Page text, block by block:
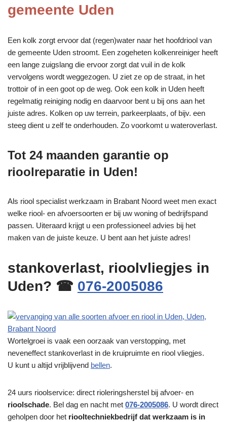
gemeente Uden
Een kolk zorgt ervoor dat (regen)water naar het hoofdriool van
de gemeente Uden stroomt. Een zogeheten kolkenreiniger heeft
een lange zuigslang die ervoor zorgt dat vuil in de kolk
vervolgens wordt weggezogen. U ziet ze op de straat, in het
trottoir of in een goot op de weg. Ook een kolk in Uden heeft
regelmatig reiniging nodig en daarvoor bent u bij ons aan het
juiste adres. Kolken op uw terrein, parkeerplaats, of bijv. een
steeg dient u zelf te onderhouden. Zo voorkomt u wateroverlast.
Tot 24 maanden garantie op
rioolreparatie in Uden!
Als riool specialist werkzaam in Brabant Noord weet men exact
welke riool- en afvoersoorten er bij uw woning of bedrijfspand
passen. Uiteraard krijgt u een professioneel advies bij het
maken van de juiste keuze. U bent aan het juiste adres!
stankoverlast, rioolvliegjes in
Uden? ☎ 076-2005086
Wortelgroei is vaak een oorzaak van verstopping, met
neveneffect stankoverlast in de kruipruimte en riool vliegjes.
U kunt u altijd vrijblijvend bellen.
24 uurs rioolservice: direct rioleringsherstel bij afvoer- en
rioolschade. Bel dag en nacht met 076-2005086. U wordt direct
geholpen door het riooltechniekbedrijf dat werkzaam is in